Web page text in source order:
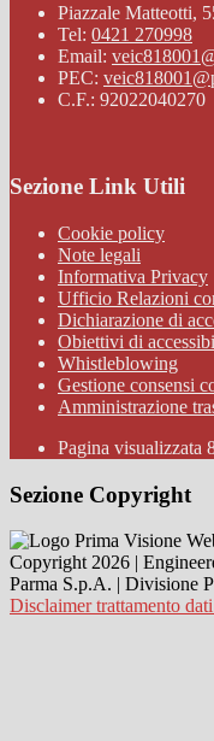
Piazzale Matteotti,
Tel: 0421 270998
Email:
PEC:
C.F.: 92022040270
Sezione Link Utili
Cookie policy
Note legali
Informativa Privacy
Ufficio Relazioni
Dichiarazione di
Obiettivi di
Whistleblowing
Gestione consensi
Amministrazione
Pagina visualizzata
Sezione Copyright
Copyright 2026 |
Parma S.p.A. | Divisione
Disclaimer trattamento